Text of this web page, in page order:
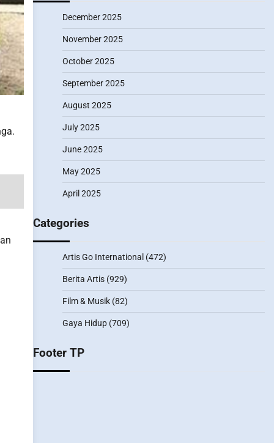
December 2025
November 2025
October 2025
September 2025
August 2025
July 2025
June 2025
May 2025
April 2025
Categories
Artis Go International (472)
Berita Artis(929)
Film & Musik(82)
Gaya Hidup(709)
Footer TP